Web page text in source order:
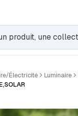
Électricité Luminaire